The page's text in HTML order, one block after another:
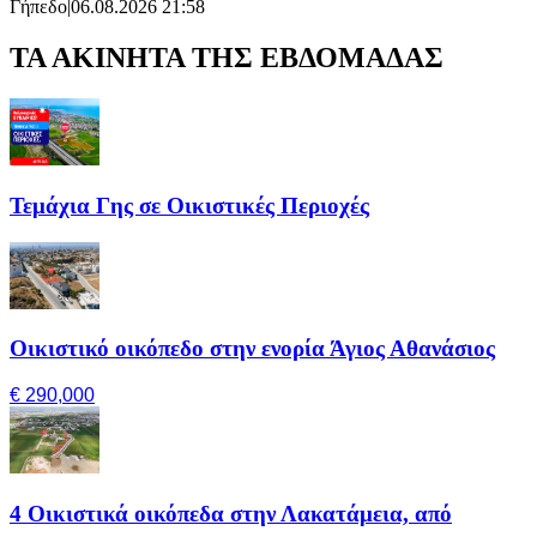
Γήπεδο06.08.2026 21:58
ΤΑ ΑΚΙΝΗΤΑ ΤΗΣ ΕΒΔΟΜΑΔΑΣ
Τεμάχια Γης σε Οικιστικές Περιοχές
Οικιστικό οικόπεδο στην ενορία Άγιος Αθανάσιος
€ 290,000
4 Οικιστικά οικόπεδα στην Λακατάμεια, από